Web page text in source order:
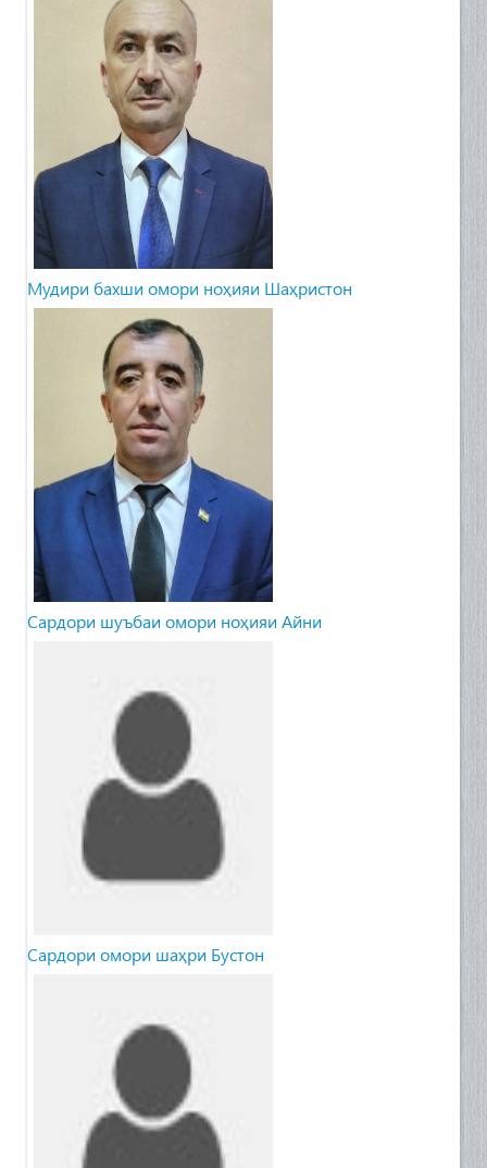
Мудири бахши омори ноҳияи Шаҳристон
Сардори шуъбаи омори ноҳияи Айни
Сардори омори шаҳри Бустон